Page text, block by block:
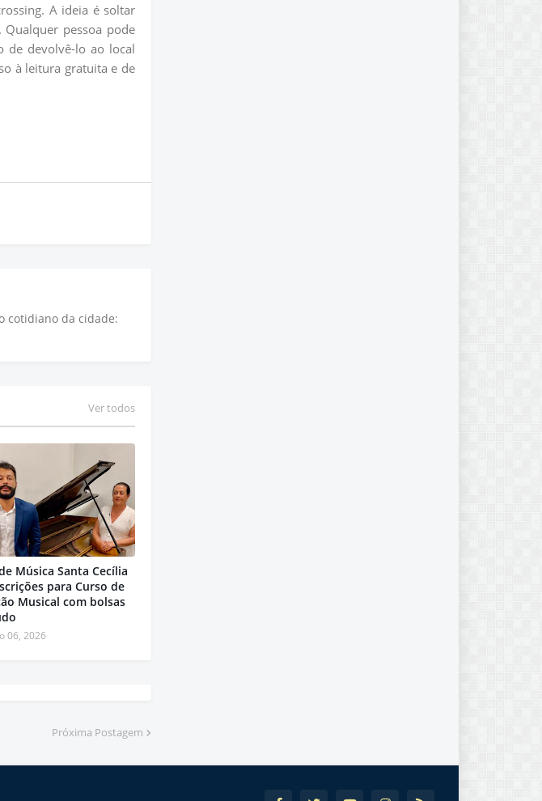
A ideia é soltar
pessoa pode
de devolvê-lo ao local
à leitura gratuita e de
cotidiano da cidade:
Ver todos
Música Santa Cecília
para Curso de
Musical com bolsas
06, 2026
Próxima Postagem